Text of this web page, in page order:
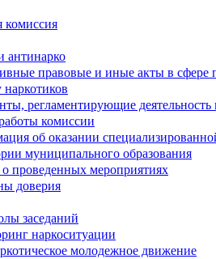
комиссия
антинарко
правовые и иные акты в сфере
наркотиков
регламентирующие деятельность
комиссии
об оказании
муниципального образования
проведенных мероприятиях
доверия
заседаний
наркоситуации
молодежное движение